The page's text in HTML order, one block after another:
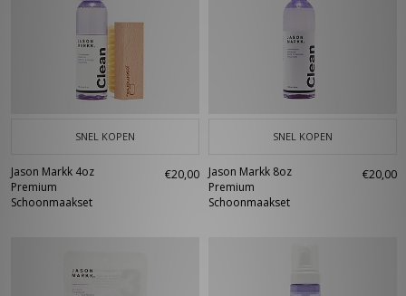
SNEL KOPEN
Jason Markk 4oz
Premium
Schoonmaakset
€20,00
SNEL KOPEN
Jason Markk 8oz
Premium
Schoonmaakset
€20,00